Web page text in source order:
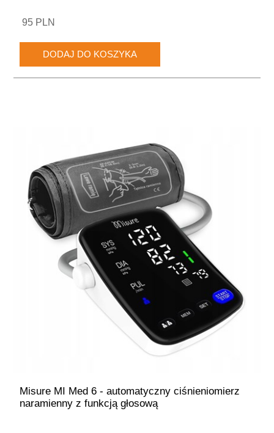
95 PLN
Misure MI Med 6 - automatyczny ciśnieniomierz
naramienny z funkcją głosową